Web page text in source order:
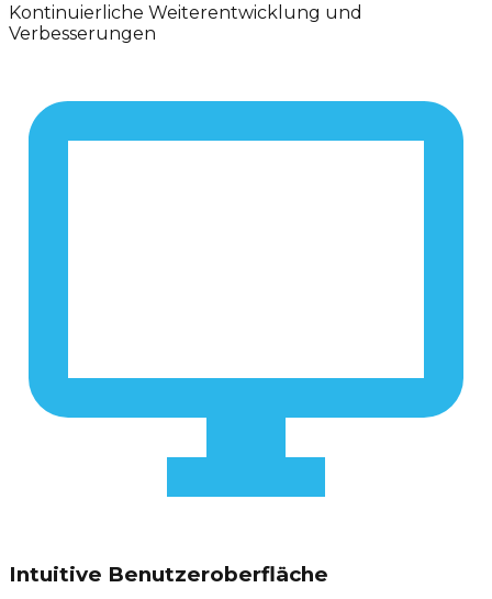
Kontinuierliche Weiterentwicklung und
Verbesserungen
Intuitive Benutzeroberfläche